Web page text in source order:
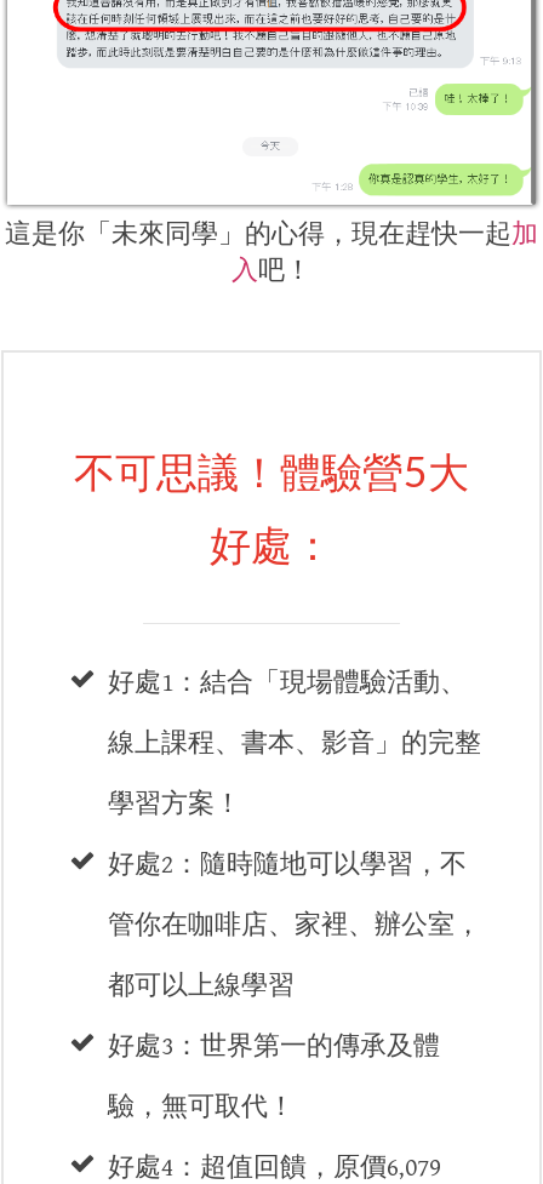
這是你「未來同學」的心得，現在趕快一起加
入吧！
不可思議！體驗營5大
好處：​
好處1：結合「現場體驗活動、
線上課程、書本、影音」的完整
學習方案！
好處2：隨時隨地可以學習，不
管你在咖啡店、家裡、辦公室，
都可以上線學習
好處3：世界第一的傳承及體
驗，無可取代！
好處4：超值回饋，原價6,079